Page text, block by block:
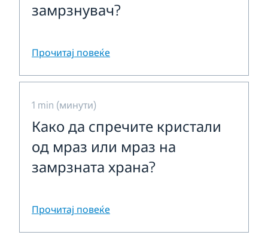
замрзнувач?
Прочитај повеќе
1 min (минути)
Како да спречите кристали
од мраз или мраз на
замрзната храна?
Прочитај повеќе